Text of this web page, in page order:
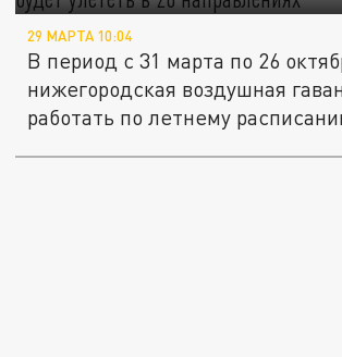
29 МАРТА 10:04
В период с 31 марта по 26
нижегородская воздушная
работать по летнему